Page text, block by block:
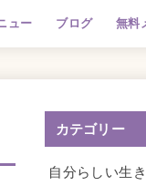
ュー ブログ 無料
カテゴリー
自分らしい生